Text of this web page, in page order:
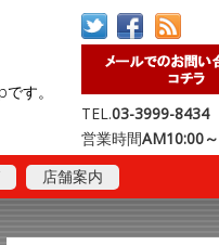
す。
店舗案内
TEL.03-3999-8434
営業時間AM10:00